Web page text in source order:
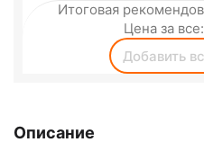
Итоговая
Цена за все:
Добавить
Описание